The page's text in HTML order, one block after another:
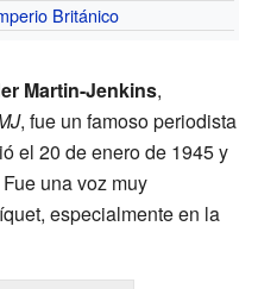
Británico
Martin-Jenkins,
, fue un famoso periodista
el 20 de enero de 1945 y
una voz muy
especialmente en la